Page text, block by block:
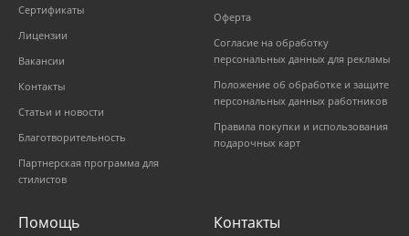
Сертификаты
Лицензии
Вакансии
Контакты
Статьи и новости
Благотворительность
Партнерская программа для
стилистов
Оферта
Согласие на обработку
персональных данных для рекламы
Положение об обработке и защите
персональных данных работников
Правила покупки и использования
подарочных карт
Помощь Контакты